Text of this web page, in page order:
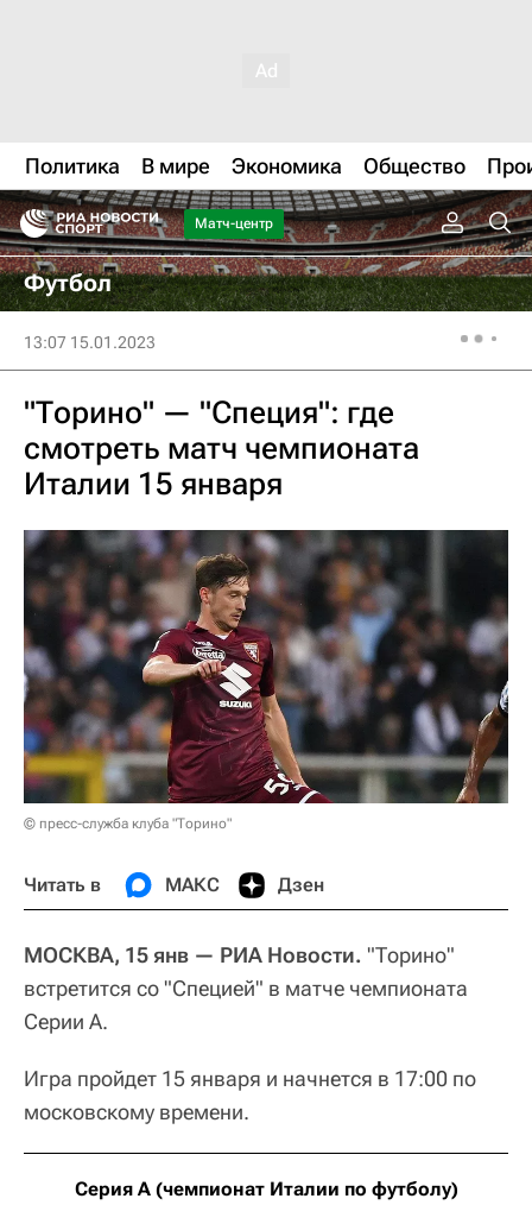
Политика В мире Экономика Общество
Матч-центр
Футбол
13:07 15.01.2023
"Торино" — "Специя": где
смотреть матч чемпионата
Италии 15 января
© пресс-служба клуба "Торино"
Читать в МАКС Дзен
МОСКВА, 15 янв — РИА Новости. "Торино"
встретится со "Специей" в матче чемпионата
Серии А.
Игра пройдет 15 января и начнется в 17:00 по
московскому времени.
Серия А (чемпионат Италии по футболу)